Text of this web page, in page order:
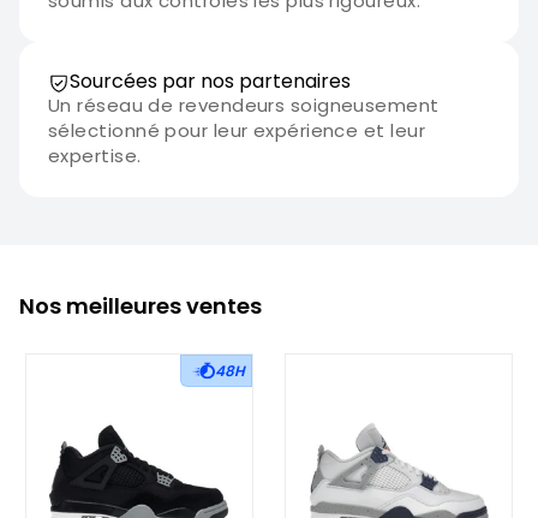
Sourcées par nos partenaires
Un réseau de revendeurs soigneusement
sélectionné pour leur expérience et leur
expertise.
Nos meilleures ventes
48H